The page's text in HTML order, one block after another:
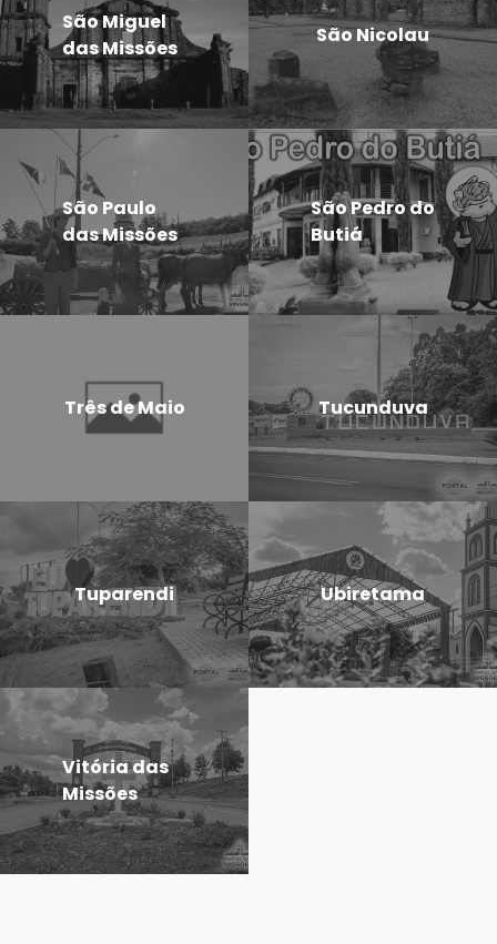
São Miguel
das Missões
São Nicolau
São Paulo
das Missões
São Pedro do
Butiá
Três de Maio Tucunduva
Tuparendi Ubiretama
Vitória das
Missões